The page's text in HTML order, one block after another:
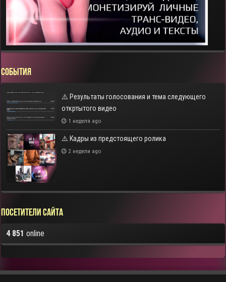
СОБЫТИЯ
⚠️ Результаты голосования и тема следующего
откртытого видео
1 неделя ago
⚠️ Кадры из предстоящего ролика
2 недели ago
Посетители сайта
4 851 online